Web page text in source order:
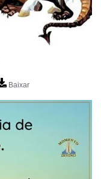
Baixar